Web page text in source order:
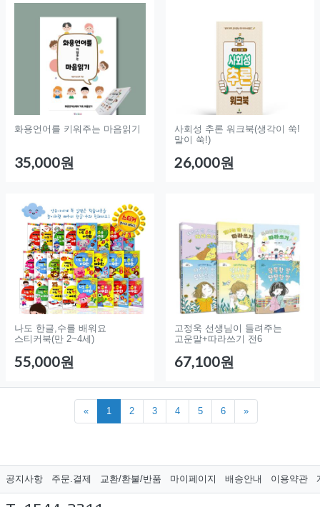
화용언어를 키워주는 마음읽기
35,000원
사회성 추론 워크북(생각이 쑥!
말이 쑥!)
26,000원
나도 한글,수를 배워요
스티커북(만 2~4세)
55,000원
고정욱 선생님이 들려주는
고운말+따라쓰기 전6
67,100원
« 1 2 3 4 5 6 »
공지사항 주문.결제 교환/환불/반품 마이페이지 배송안내 이용약관